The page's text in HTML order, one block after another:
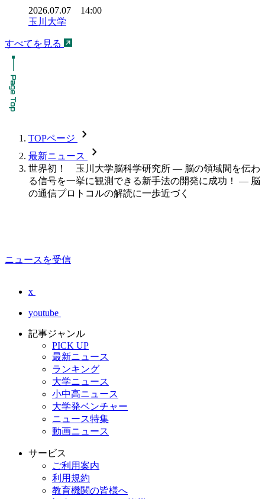
2026.07.07 14:00
玉川大学
すべてを見る
TOPページ chevron_forward
最新ニュース chevron_forward
世界初！ 玉川大学脳科学研究所 — 脳の領域間を伝わ
る信号を一挙に観測できる新手法の開発に成功！ — 脳
の通信プロトコルの解読に一歩近づく
ニュースを受信
x
youtube
記事ジャンル
PICK UP
最新ニュース
ランキング
大学ニュース
小中高ニュース
大学発ベンチャー
ニュース特集
動画ニュース
サービス
ご利用案内
利用規約
教育機関の皆様へ